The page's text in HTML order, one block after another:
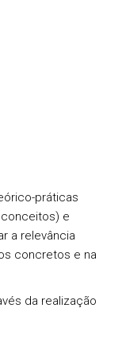
práticas
e
a relevância
concretos e na
da realização